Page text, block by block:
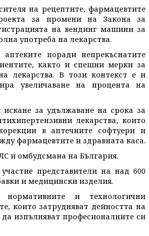
на рецептите, фармацевтите
за промени на Закона за
на вендинг машини за
употреба на лекарства.
поради непрекъснатите
както и спешни мерки за
лекарства. В този контекст е и
увеличаване на процента на
за удължаване на срока за
лекарства, които
в аптечните софтуери и
фармацевтите и здравната каса.
и омбудсмана на България.
представители на над 600
и медицински изделия.
и технологични
които затрудняват дейността на
изпълняват професионалните си